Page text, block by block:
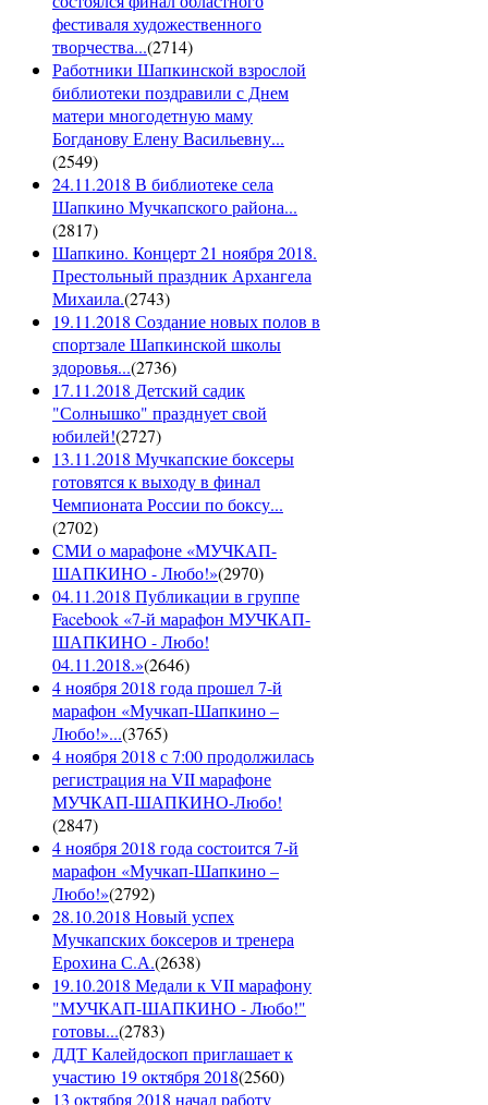
фестиваля художественного
творчества...(2714)
Работники Шапкинской взрослой
библиотеки поздравили с Днем
матери многодетную маму
Богданову Елену Васильевну...
(2549)
24.11.2018 В библиотеке села
Шапкино Мучкапского района...
(2817)
Шапкино. Концерт 21 ноября 2018.
Престольный праздник Архангела
Михаила.(2743)
19.11.2018 Создание новых полов в
спортзале Шапкинской школы
здоровья...(2736)
17.11.2018 Детский садик
"Солнышко" празднует свой
юбилей!(2727)
13.11.2018 Мучкапские боксеры
готовятся к выходу в финал
Чемпионата России по боксу...
(2702)
СМИ о марафоне «МУЧКАП-
ШАПКИНО - Любо!»(2970)
04.11.2018 Публикации в группе
Facebook «7-й марафон МУЧКАП-
ШАПКИНО - Любо!
04.11.2018.»(2646)
4 ноября 2018 года прошел 7-й
марафон «Мучкап-Шапкино –
Любо!»...(3765)
4 ноября 2018 с 7:00 продолжилась
регистрация на VII марафоне
МУЧКАП-ШАПКИНО-Любо!
(2847)
4 ноября 2018 года состоится 7-й
марафон «Мучкап-Шапкино –
Любо!»(2792)
28.10.2018 Новый успех
Мучкапских боксеров и тренера
Ерохина С.А.(2638)
19.10.2018 Медали к VII марафону
"МУЧКАП-ШАПКИНО - Любо!"
готовы...(2783)
ДДТ Калейдоскоп приглашает к
участию 19 октября 2018(2560)
13 октября 2018 начал работу